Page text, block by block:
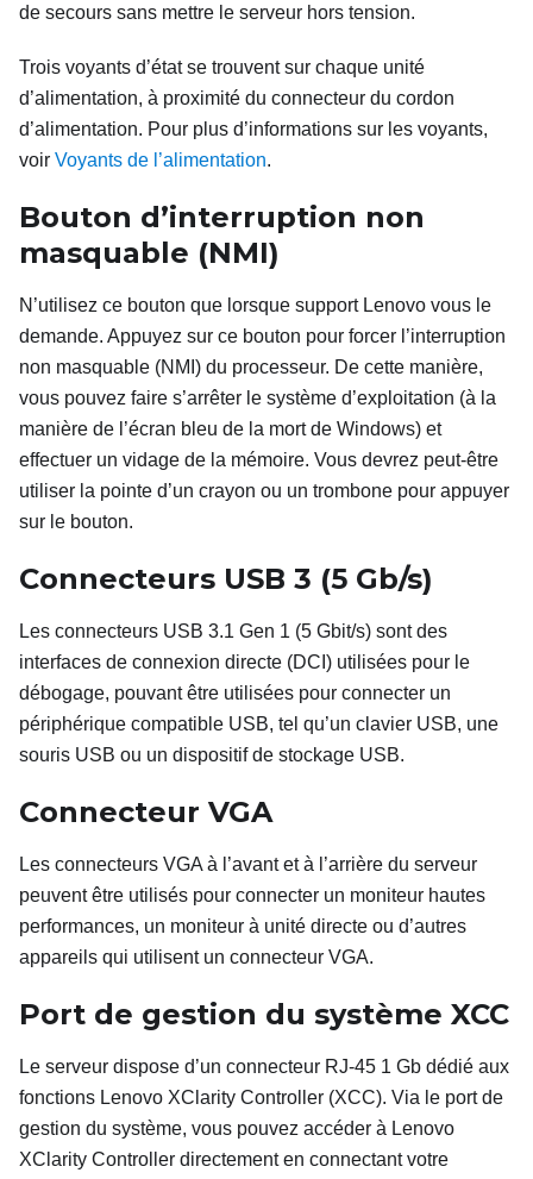
de secours sans mettre le serveur hors tension.
Trois voyants d’état se trouvent sur chaque unité
d’alimentation, à proximité du connecteur du cordon
d’alimentation. Pour plus d’informations sur les voyants,
voir Voyants de l’alimentation.
Bouton d’interruption non
masquable (NMI)
N’utilisez ce bouton que lorsque support Lenovo vous le
demande. Appuyez sur ce bouton pour forcer l’interruption
non masquable (NMI) du processeur. De cette manière,
vous pouvez faire s’arrêter le système d’exploitation (à la
manière de l’écran bleu de la mort de Windows) et
effectuer un vidage de la mémoire. Vous devrez peut-être
utiliser la pointe d’un crayon ou un trombone pour appuyer
sur le bouton.
Connecteurs USB 3 (5 Gb/s)
Les connecteurs USB 3.1 Gen 1 (5 Gbit/s) sont des
interfaces de connexion directe (DCI) utilisées pour le
débogage, pouvant être utilisées pour connecter un
périphérique compatible USB, tel qu’un clavier USB, une
souris USB ou un dispositif de stockage USB.
Connecteur VGA
Les connecteurs VGA à l’avant et à l’arrière du serveur
peuvent être utilisés pour connecter un moniteur hautes
performances, un moniteur à unité directe ou d’autres
appareils qui utilisent un connecteur VGA.
Port de gestion du système XCC
Le serveur dispose d’un connecteur RJ-45 1 Gb dédié aux
fonctions Lenovo XClarity Controller (XCC). Via le port de
gestion du système, vous pouvez accéder à Lenovo
XClarity Controller directement en connectant votre